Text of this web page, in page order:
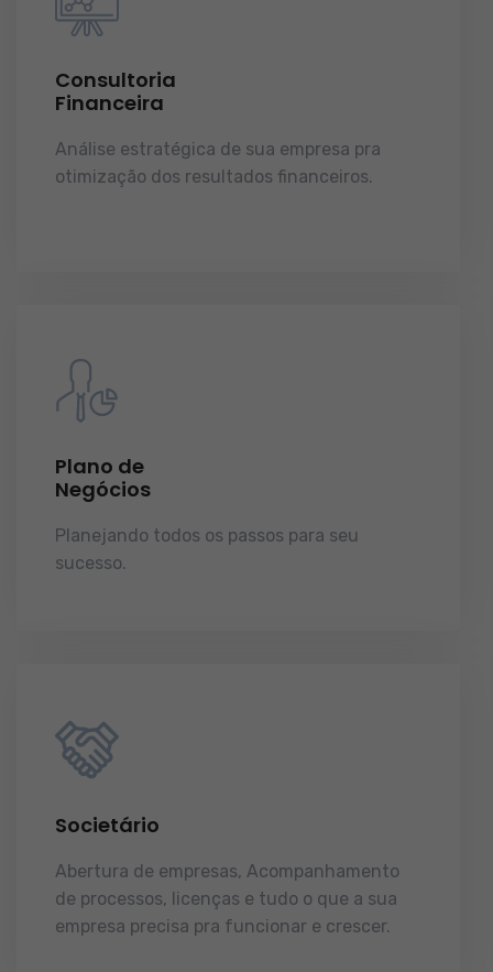
Consultoria
Financeira
Análise estratégica de sua empresa pra
otimização dos resultados financeiros.
Plano de
Negócios
Planejando todos os passos para seu
sucesso.
Societário
Abertura de empresas, Acompanhamento
de processos, licenças e tudo o que a sua
empresa precisa pra funcionar e crescer.